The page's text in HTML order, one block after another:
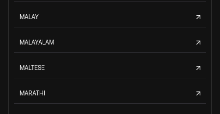
MALAY
MALAYALAM
MALTESE
MARATHI